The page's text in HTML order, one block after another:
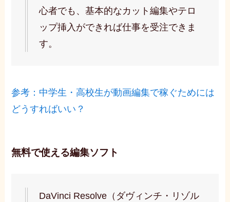
心者でも、基本的なカット編集やテロ
ップ挿入ができれば仕事を受注できま
す。
参考：中学生・高校生が動画編集で稼ぐためには
どうすればいい？
無料で使える編集ソフト
DaVinci Resolve（ダヴィンチ・リゾル